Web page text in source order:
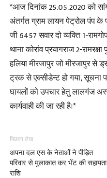
*आज दिनांक 25.05.2020 को
अंतर्गत ग्राम लायन पेट्रोल पंप के
जी 6457 सवार दो व्यक्ति 1-
थाना कोरांव प्रयागराज 2-
हलिया मीरजापुर जो मीरजापुर
ट्रक से एक्सीडेन्ट हो गया, सूचना पर
घायलों को उपचार हेतु लालगंज
कार्यवाही की जा रही है।*
पिछला लेख
अपना दल एस के नेताओं ने पीड़ित
परिवार से मुलाकात कर भेंट की सहायता
राशि